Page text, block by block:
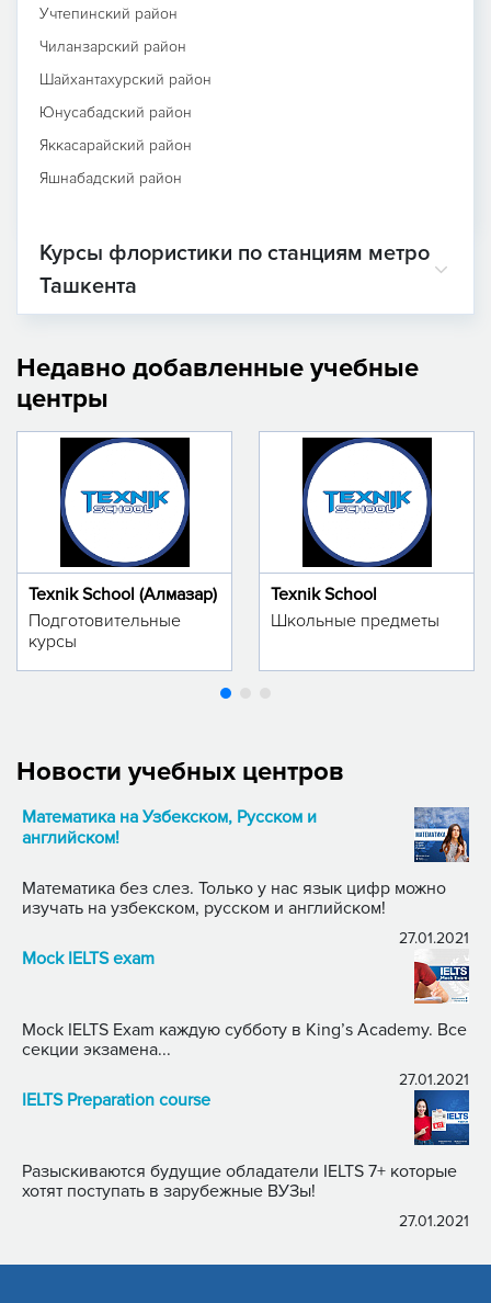
Учтепинский район
Чиланзарский район
Шайхантахурский район
Юнусабадский район
Яккасарайский район
Яшнабадский район
Курсы флористики по станциям метро
Ташкента
Недавно добавленные учебные
центры
Texnik School (Алмазар)
Подготовительные
курсы
Texnik School
Школьные предметы
Новости учебных центров
Математика на Узбекском, Русском и
английском!
Математика без слез. Только у нас язык цифр можно
изучать на узбекском, русском и английском!
27.01.2021
Mock IELTS exam
Mock IELTS Exam каждую субботу в King’s Academy. Все
секции экзамена...
27.01.2021
IELTS Preparation course
Разыскиваются будущие обладатели IELTS 7+ которые
хотят поступать в зарубежные ВУЗы!
27.01.2021